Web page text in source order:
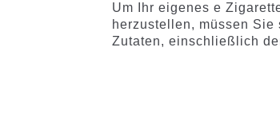
Um Ihr eigenes e
herzustellen, müssen
Zutaten, einschließlich